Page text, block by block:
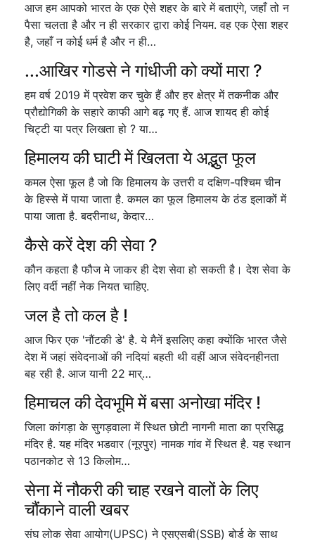
आज हम आपको भारत के एक ऐसे शहर के बारे में बताएंगे, जहाँ तो न
पैसा चलता है और न ही सरकार द्वारा कोई नियम. वह एक ऐसा शहर
है, जहाँ न कोई धर्म है और न ही…
...आखिर गोडसे ने गांधीजी को क्यों मारा ?
हम वर्ष 2019 में प्रवेश कर चुके हैं और हर क्षेत्र में तकनीक और
प्रौद्योगिकी के सहारे काफी आगे बढ़ गए हैं. आज शायद ही कोई
चिट्टी या पत्र लिखता हो ? या…
हिमालय की घाटी में खिलता ये अद्भुत फूल
कमल ऐसा फूल है जो कि हिमालय के उत्तरी व दक्षिण-पश्चिम चीन
के हिस्से में पाया जाता है. कमल का फूल हिमालय के ठंड इलाकों में
पाया जाता है. बदरीनाथ, केदार…
कैसे करें देश की सेवा ?
कौन कहता है फौज मे जाकर ही देश सेवा हो सकती है। देश सेवा के
लिए वर्दी नहीं नेक नियत चाहिए.
जल है तो कल है !
आज फिर एक 'नौंटकी डे' है. ये मैनें इसलिए कहा क्योंकि भारत जैसे
देश में जहां संवेदनाओं की नदियां बहती थी वहीं आज संवेदनहीनता
बह रही है. आज यानी 22 मार्…
हिमाचल की देवभूमि में बसा अनोखा मंदिर !
जिला कांगड़ा के सुगड़वाला में स्थित छोटी नागनी माता का प्रसिद्ध
मंदिर है. यह मंदिर भडवार (नूरपुर) नामक गांव में स्थित है. यह स्थान
पठानकोट से 13 किलोम…
सेना में नौकरी की चाह रखने वालों के लिए
चौंकाने वाली खबर
संघ लोक सेवा आयोग(UPSC) ने एसएसबी(SSB) बोर्ड के साथ